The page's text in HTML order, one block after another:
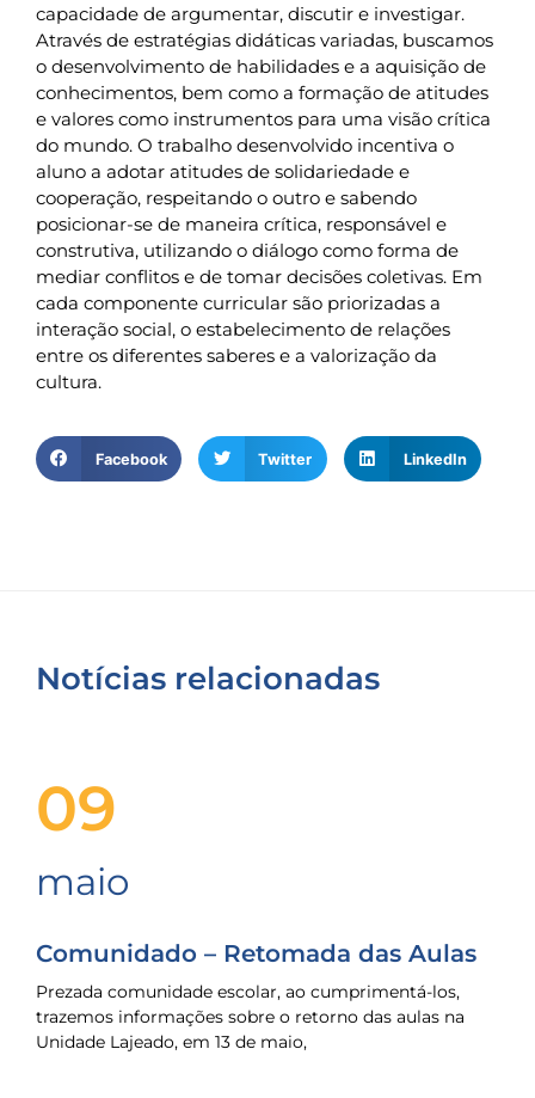
capacidade de argumentar, discutir e investigar.
Através de estratégias didáticas variadas, buscamos
o desenvolvimento de habilidades e a aquisição de
conhecimentos, bem como a formação de atitudes
e valores como instrumentos para uma visão crítica
do mundo. O trabalho desenvolvido incentiva o
aluno a adotar atitudes de solidariedade e
cooperação, respeitando o outro e sabendo
posicionar-se de maneira crítica, responsável e
construtiva, utilizando o diálogo como forma de
mediar conflitos e de tomar decisões coletivas. Em
cada componente curricular são priorizadas a
interação social, o estabelecimento de relações
entre os diferentes saberes e a valorização da
cultura.
Facebook Twitter LinkedIn
Notícias relacionadas
09
maio
Comunidado – Retomada das Aulas
Prezada comunidade escolar, ao cumprimentá-los,
trazemos informações sobre o retorno das aulas na
Unidade Lajeado, em 13 de maio,